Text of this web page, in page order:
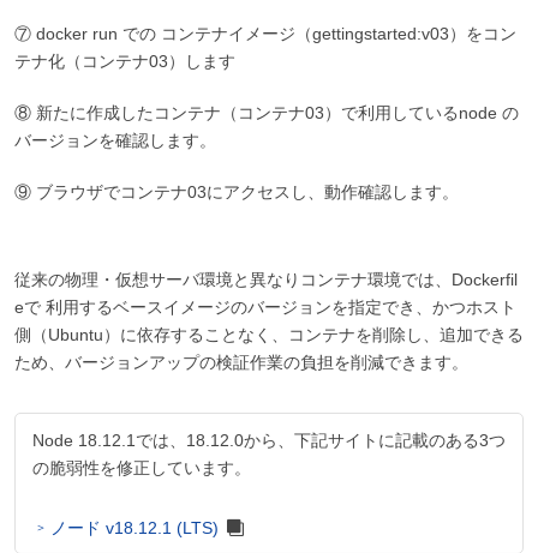
⑦ docker run での コンテナイメージ（gettingstarted:v03）をコン
テナ化（コンテナ03）します
⑧ 新たに作成したコンテナ（コンテナ03）で利用しているnode の
バージョンを確認します。
⑨ ブラウザでコンテナ03にアクセスし、動作確認します。
従来の物理・仮想サーバ環境と異なりコンテナ環境では、Dockerfil
eで 利用するベースイメージのバージョンを指定でき、かつホスト
側（Ubuntu）に依存することなく、コンテナを削除し、追加できる
ため、バージョンアップの検証作業の負担を削減できます。
Node 18.12.1では、18.12.0から、下記サイトに記載のある3つ
の脆弱性を修正しています。
ノード v18.12.1 (LTS)